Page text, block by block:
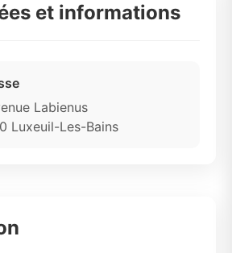
et informations
Labienus
Luxeuil-Les-Bains